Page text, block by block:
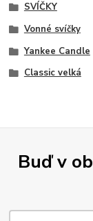
SVÍČKY
Vonné svíčky
Yankee Candle
Classic velká
Buď v